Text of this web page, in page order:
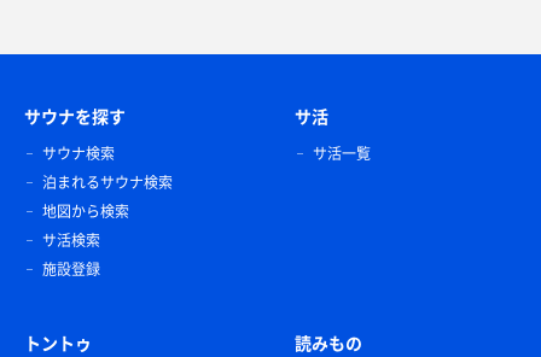
サウナを探す
サウナ検索
泊まれるサウナ検索
地図から検索
サ活検索
施設登録
サ活
サ活一覧
トントゥ 読みもの